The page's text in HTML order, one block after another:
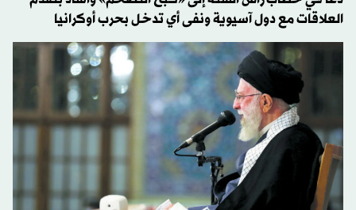
العلاقات مع دول آسيوية ونفى أي تدخل بحرب أوكرانيا